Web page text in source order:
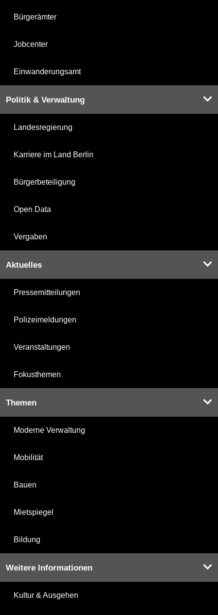
Bürgerämter
Jobcenter
Einwanderungsamt
Politik & Verwaltung
Landesregierung
Karriere im Land Berlin
Bürgerbeteiligung
Open Data
Vergaben
Aktuelles
Pressemitteilungen
Polizeimeldungen
Veranstaltungen
Fokusthemen
Themen
Moderne Verwaltung
Mobilität
Bauen
Mietspiegel
Bildung
Weitere Informationen
Kultur & Ausgehen